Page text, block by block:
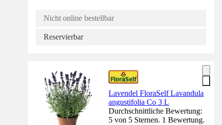
Nicht online bestellbar
Reservierbar
Lavendel FloraSelf Lavandula
angustifolia Co 3 L
Durchschnittliche Bewertung:
5 von 5 Sternen. 1 Bewertung.